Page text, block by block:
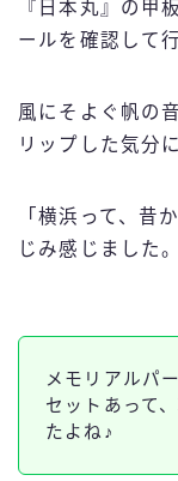
『日本丸』の甲
ールを確認して
風にそよぐ帆の
リップした気分に
「横浜って、昔
じみ感じました。
メモリアルパ
セットあって
たよね♪